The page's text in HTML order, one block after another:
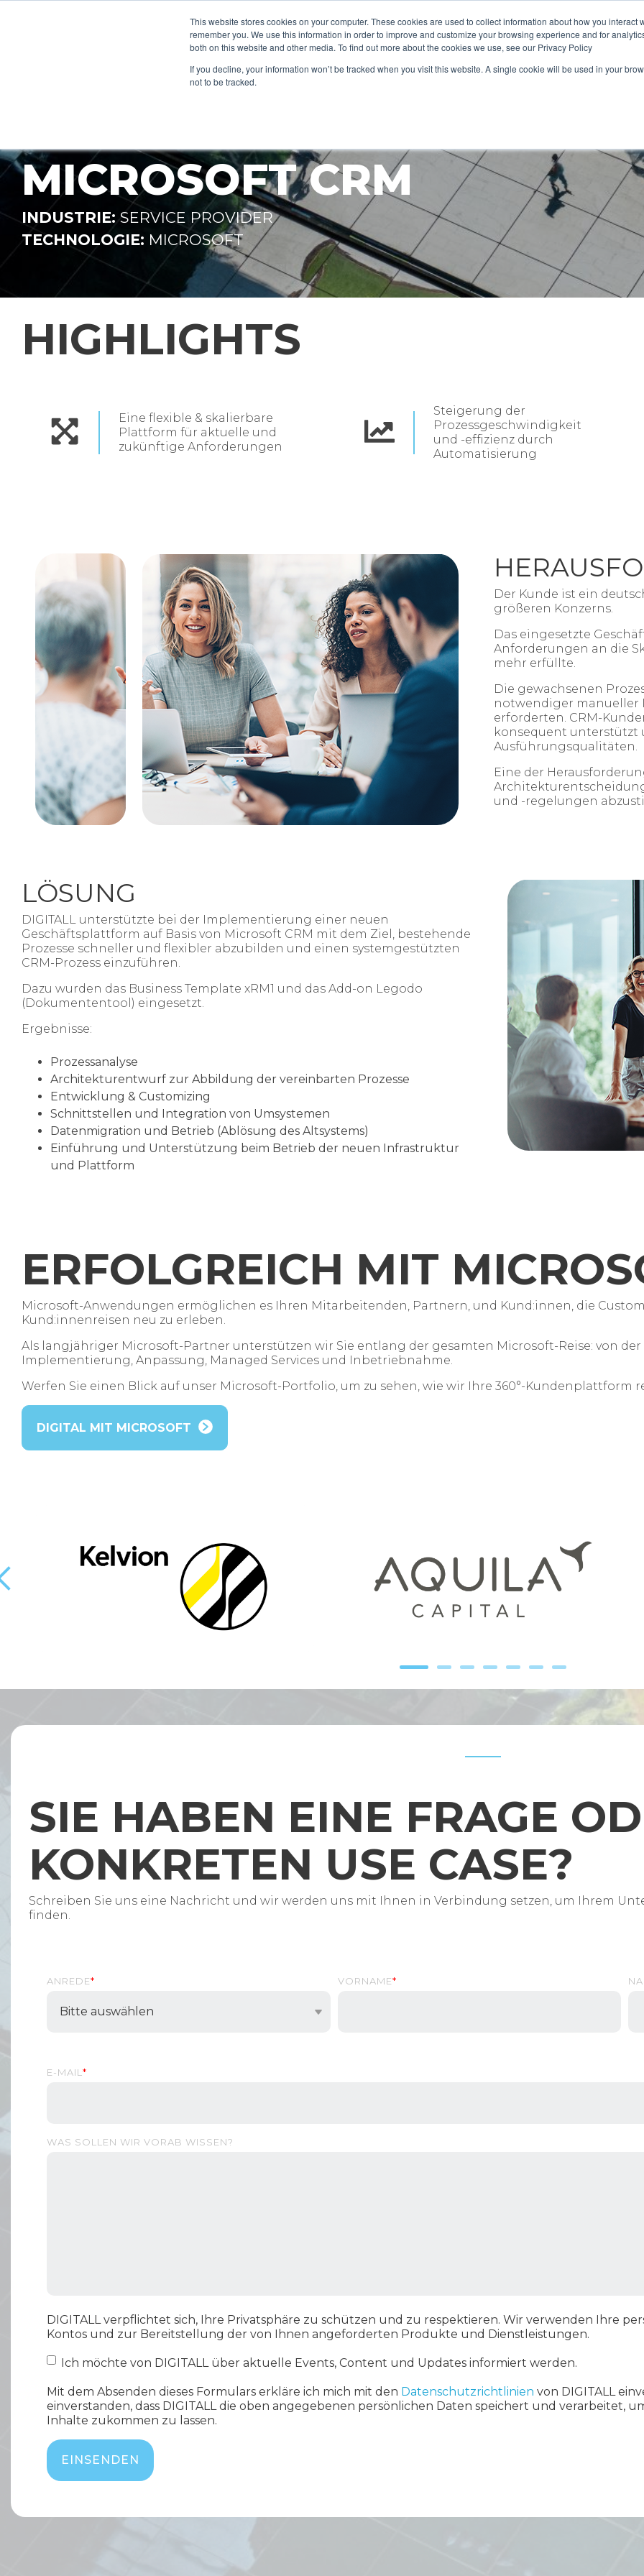
This website stores cookies on your computer. These cookies are used to collect information about how you interact
remember you. We use this information in order to improve and customize your browsing experience and for
both on this website and other media. To find out more about the cookies we use, see our Privacy Policy
If you decline, your information won’t be tracked when you visit this website. A single cookie will be used in your
not to be tracked.
EINFÜHRUNG EINER
MICROSOFT CRM
INDUSTRIE: SERVICE PROVIDER
TECHNOLOGIE: MICROSOFT
HIGHLIGHTS
Eine flexible & skalierbare
Plattform für aktuelle und
zukünftige Anforderungen
Steigerung der
Prozessgeschwindigkeit
und -effizienz durch
Automatisierung
Der Kunde ist ein
größeren Konzerns.
Das eingesetzte
Anforderungen an die
mehr erfüllte.
Die gewachsenen
notwendiger manueller
erforderten. CRM-
konsequent
Ausführungsqualitäten.
Eine der
und -regelungen
LÖSUNG
DIGITALL unterstützte bei der Implementierung einer neuen
Geschäftsplattform auf Basis von Microsoft CRM mit dem Ziel, bestehende
Prozesse schneller und flexibler abzubilden und einen systemgestützten
CRM-Prozess einzuführen.
Dazu wurden das Business Template xRM1 und das Add-on Legodo
(Dokumententool) eingesetzt.
Ergebnisse:
Prozessanalyse
Architekturentwurf zur Abbildung der vereinbarten Prozesse
Entwicklung & Customizing
Schnittstellen und Integration von Umsystemen
Datenmigration und Betrieb (Ablösung des Altsystems)
Einführung und Unterstützung beim Betrieb der neuen Infrastruktur
und Plattform
ERFOLGREICH MIT
Microsoft-Anwendungen ermöglichen es Ihren Mitarbeitenden, Partnern, und Kund:innen, die
Kund:innenreisen neu zu erleben.
Als langjähriger Microsoft-Partner unterstützen wir Sie entlang der gesamten Microsoft-Reise: von
Implementierung, Anpassung, Managed Services und Inbetriebnahme.
Werfen Sie einen Blick auf unser Microsoft-Portfolio, um zu sehen, wie wir Ihre 360°-Kundenplattform
DIGITAL MIT MICROSOFT
SIE HABEN EINE FRAGE
KONKRETEN USE CASE?
Schreiben Sie uns eine Nachricht und wir werden uns mit Ihnen in Verbindung setzen, um Ihrem
finden.
ANREDE* VORNAME*
E-MAIL *
WAS SOLLEN WIR VORAB WISSEN?
DIGITALL verpflichtet sich, Ihre Privatsphäre zu schützen und zu respektieren. Wir verwenden Ihre
Kontos und zur Bereitstellung der von Ihnen angeforderten Produkte und Dienstleistungen.
Ich möchte von DIGITALL über aktuelle Events, Content und Updates informiert werden.
Mit dem Absenden dieses Formulars erkläre ich mich mit den Datenschutzrichtlinien von DIGITALL
einverstanden, dass DIGITALL die oben angegebenen persönlichen Daten speichert und verarbeitet,
Inhalte zukommen zu lassen.